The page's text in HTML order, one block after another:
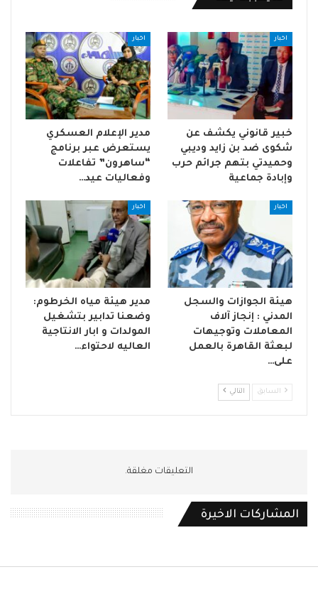
اخبار
خبير قانوني يكشف عن
شكوى ضد بن زايد وديبي
وحميدتي بتهم جرائم حرب
وإبادة جماعية
اخبار
مدير الإعلام العسكري
يستعرض عبر برنامج
“ساهرون” تفاعلات
وفعاليات عيد…
اخبار
هيئة الجوازات والسجل
المدني : إنجاز آلاف
المعاملات وتوجيهات
لبعثة القاهرة بالعمل
على…
اخبار
مدير هيئة مياه الخرطوم:
وضعنا تدابير بتشغيل
المولدات و ابار الانتاجية
العاليه لاحتواء…
السابق التالي
التعليقات مغلقة.
المشاركات الاخيرة